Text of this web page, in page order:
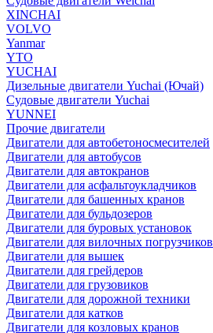
XINCHAI
VOLVO
Yanmar
YTO
YUCHAI
Дизельные двигатели Yuchai (Ючай)
Судовые двигатели Yuchai
YUNNEI
Прочие двигатели
Двигатели для автобетоносмесителей
Двигатели для автобусов
Двигатели для автокранов
Двигатели для асфальтоукладчиков
Двигатели для башенных кранов
Двигатели для бульдозеров
Двигатели для буровых установок
Двигатели для вилочных погрузчиков
Двигатели для вышек
Двигатели для грейдеров
Двигатели для грузовиков
Двигатели для дорожной техники
Двигатели для катков
Двигатели для козловых кранов